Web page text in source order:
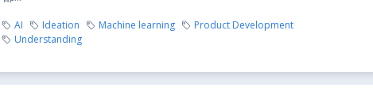
AI Ideation Machine learning
Product Development
Understanding